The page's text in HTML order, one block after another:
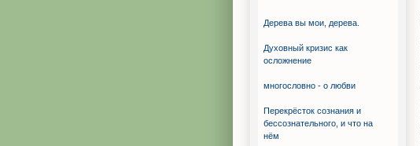
Дерева вы мои, дерева.
Духовный кризис как
осложнение
многословно - о любви
Перекрёсток сознания и
бессознательного, и что на
нём